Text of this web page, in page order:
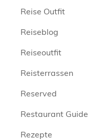
Reise Outfit
Reiseblog
Reiseoutfit
Reisterrassen
Reserved
Restaurant Guide
Rezepte